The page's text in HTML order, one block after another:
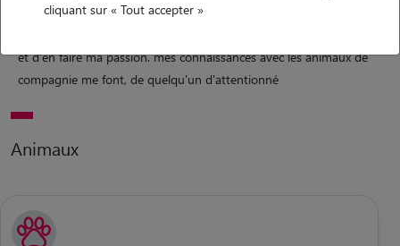
chez moi je suis en compagnie de chats, chiens, lapin, rongeurs,
et d'en faire ma passion. mes connaissances avec les animaux de
compagnie me font, de quelqu'un d'attentionné
Animaux
cliquant sur « Tout accepter »